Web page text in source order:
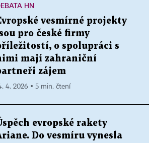
HN
vesmírné projekty
pro české firmy
o spolupráci s
mají zahraniční
zájem
4. 2026 ▪ 5 min. čtení
evropské rakety
Do vesmíru vynesla